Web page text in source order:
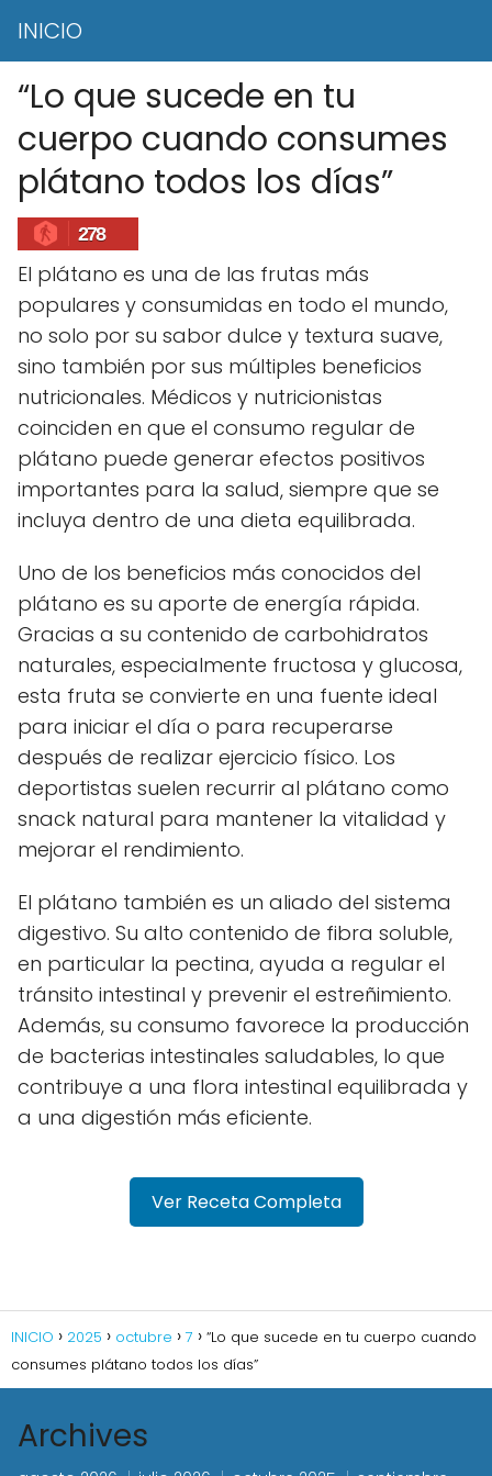
INICIO
“Lo que sucede en tu
cuerpo cuando consumes
plátano todos los días”
278
El plátano es una de las frutas más
populares y consumidas en todo el mundo,
no solo por su sabor dulce y textura suave,
sino también por sus múltiples beneficios
nutricionales. Médicos y nutricionistas
coinciden en que el consumo regular de
plátano puede generar efectos positivos
importantes para la salud, siempre que se
incluya dentro de una dieta equilibrada.
Uno de los beneficios más conocidos del
plátano es su aporte de energía rápida.
Gracias a su contenido de carbohidratos
naturales, especialmente fructosa y glucosa,
esta fruta se convierte en una fuente ideal
para iniciar el día o para recuperarse
después de realizar ejercicio físico. Los
deportistas suelen recurrir al plátano como
snack natural para mantener la vitalidad y
mejorar el rendimiento.
El plátano también es un aliado del sistema
digestivo. Su alto contenido de fibra soluble,
en particular la pectina, ayuda a regular el
tránsito intestinal y prevenir el estreñimiento.
Además, su consumo favorece la producción
de bacterias intestinales saludables, lo que
contribuye a una flora intestinal equilibrada y
a una digestión más eficiente.
Ver Receta Completa
INICIO 2025 octubre 7
“Lo que sucede en tu cuerpo cuando
consumes plátano todos los días”
Archives